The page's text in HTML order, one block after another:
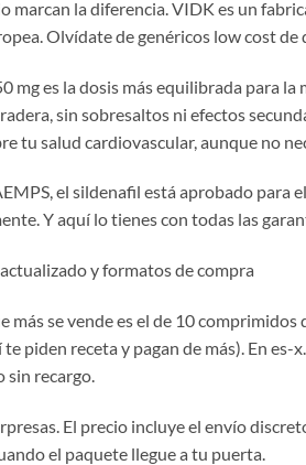
marcan la diferencia. VIDK es un
Olvídate de genéricos low cost de
mg es la dosis más equilibrada para
sin sobresaltos ni efectos
tu salud cardiovascular, aunque no
el sildenafil está aprobado para
Y aquí lo tienes con todas las
y formatos de compra
más se vende es el de 10
piden receta y pagan de más). En
sin recargo.
El precio incluye el envío
el paquete llegue a tu puerta.